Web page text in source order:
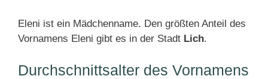
Eleni ist ein Mädchenname. Den größten Anteil des
Vornamens Eleni gibt es in der Stadt Lich.
Durchschnittsalter des Vornamens